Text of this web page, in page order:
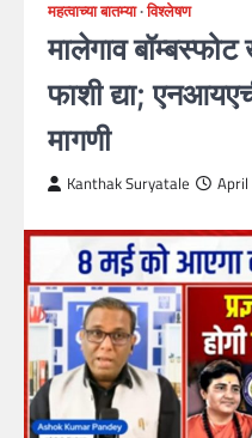
महत्वाच्या बातम्या विश्लेषण
मालेगाव बॉम्बस्फोट
फाशी द्या;
मागणी
Kanthak Suryatale April